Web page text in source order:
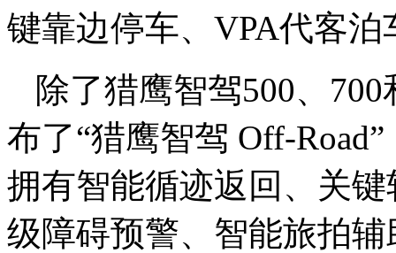
键靠边停车、VPA代客
除了猎鹰智驾500、
布了“猎鹰智驾 Off-
拥有智能循迹返回、关
级障碍预警、智能旅拍